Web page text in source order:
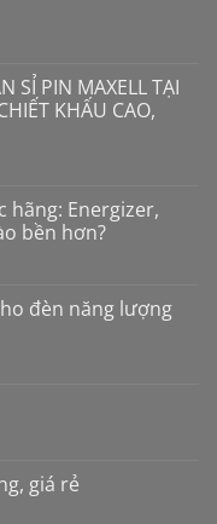
SỈ PIN MAXELL TẠI
KHẤU CAO,
hãng: Energizer,
bền hơn?
đèn năng lượng
giá rẻ